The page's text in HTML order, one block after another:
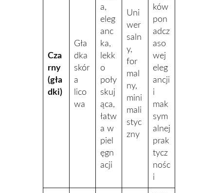
Cza
rny
(gła
dki)
Gła
dka
skór
a
lico
wa
a,
eleg
anc
ka,
lekk
o
poły
skuj
ąca,
łatw
a w
piel
ęgn
acji
Uni
wer
saln
y,
for
mal
ny,
mini
mali
styc
zny
ków
pon
adcz
aso
wej
eleg
ancji
i
mak
sym
alnej
prak
tycz
nośc
i